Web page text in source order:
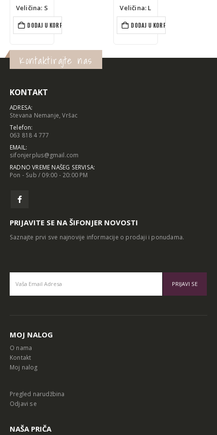
790 rsd.
316 rsd.
Veličina: L
DODAJ U KORPU
690 rsd.
345 rsd.
Veličina: L
DODAJ U KORPU
Kontaktirajte nas
KONTAKT
ADRESA:
Stevana Nemanje, Vršac
Telefon:
063 818 4 777
EMAIL:
sifonjerplus@gmail.com
RADNO VREME NAŠEG SERVISA:
Pon - Sub / 09:00 - 20:00 PM
PRIJAVITE SE NA ŠIFONJER NOVOSTI
Saznajte prvi sve najnovije informacije o prodaji i ponudama.
MOJ NALOG
O nama
Kontakt
Moj nalog
Pregled narudžbina
Odjavi se
NAŠA PRIČA